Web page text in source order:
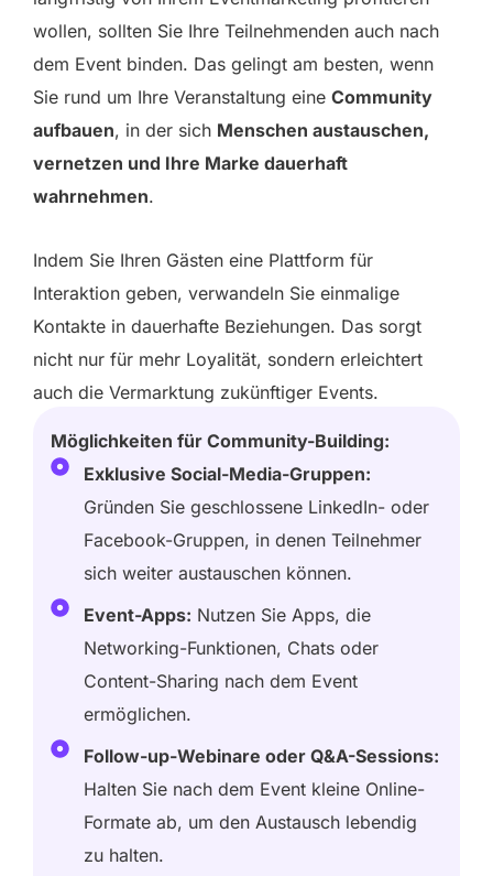
wollen, sollten Sie Ihre Teilnehmenden auch nach
dem Event binden. Das gelingt am besten, wenn
Sie rund um Ihre Veranstaltung eine Community
aufbauen, in der sich Menschen austauschen,
vernetzen und Ihre Marke dauerhaft
wahrnehmen.
Indem Sie Ihren Gästen eine Plattform für
Interaktion geben, verwandeln Sie einmalige
Kontakte in dauerhafte Beziehungen. Das sorgt
nicht nur für mehr Loyalität, sondern erleichtert
auch die Vermarktung zukünftiger Events.
Möglichkeiten für Community-Building:
Exklusive Social-Media-Gruppen:
Gründen Sie geschlossene LinkedIn- oder
Facebook-Gruppen, in denen Teilnehmer
sich weiter austauschen können.
Event-Apps: Nutzen Sie Apps, die
Networking-Funktionen, Chats oder
Content-Sharing nach dem Event
ermöglichen.
Follow-up-Webinare oder Q&A-Sessions:
Halten Sie nach dem Event kleine Online-
Formate ab, um den Austausch lebendig
zu halten.